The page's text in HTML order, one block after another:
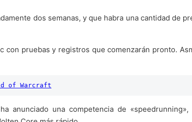
dos semanas, y que habra una cantidad de
con pruebas y registros que comenzarán pronto.
of Warcraft
anunciado una competencia de